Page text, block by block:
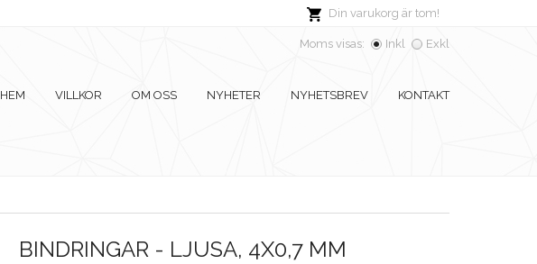
Din varukorg är tom!
Moms visas: Inkl Exkl
HEM VILLKOR OM OSS NYHETER NYHETSBREV KONTAKT
BINDRINGAR - LJUSA, 4X0,7 MM